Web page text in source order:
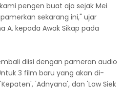
pengen buat aja sejak Mei
sekarang ini," ujar
A. kepada Awak Sikap pada
diisi dengan pameran audio
3 film baru yang akan di-
'Adnyana', dan 'Law Siek